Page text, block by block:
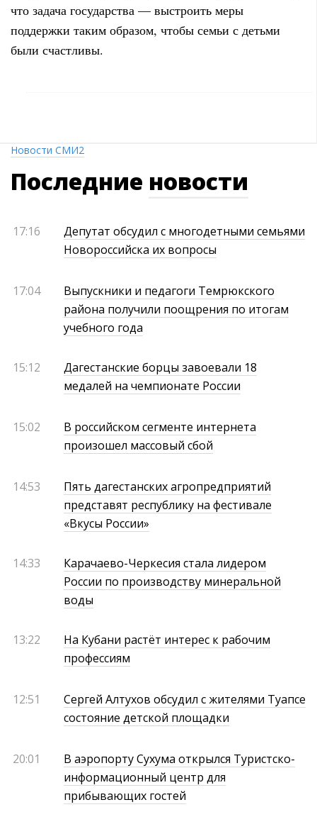
что задача государства — выстроить меры
поддержки таким образом, чтобы семьи с детьми
были счастливы.
Новости СМИ2
Последние новости
17:16
Депутат обсудил с многодетными семьями
Новороссийска их вопросы
17:04
Выпускники и педагоги Темрюкского
района получили поощрения по итогам
учебного года
15:12
Дагестанские борцы завоевали 18
медалей на чемпионате России
15:02
В российском сегменте интернета
произошел массовый сбой
14:53
Пять дагестанских агропредприятий
представят республику на фестивале
«Вкусы России»
14:33
Карачаево-Черкесия стала лидером
России по производству минеральной
воды
13:22
На Кубани растёт интерес к рабочим
профессиям
12:51
Сергей Алтухов обсудил с жителями Туапсе
состояние детской площадки
20:01
В аэропорту Сухума открылся Туристско-
информационный центр для
прибывающих гостей